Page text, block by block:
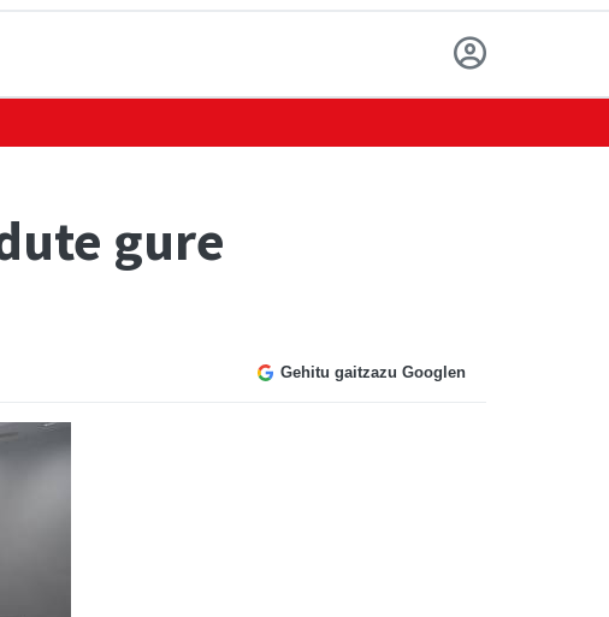
gure
Gehitu gaitzazu Googlen